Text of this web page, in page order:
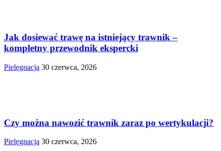
Jak dosiewać trawę na istniejący trawnik –
kompletny przewodnik ekspercki
Pielęgnacja 30 czerwca, 2026
Czy można nawozić trawnik zaraz po wertykulacji?
Pielęgnacja 30 czerwca, 2026